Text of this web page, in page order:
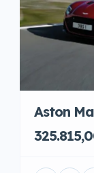
Aston